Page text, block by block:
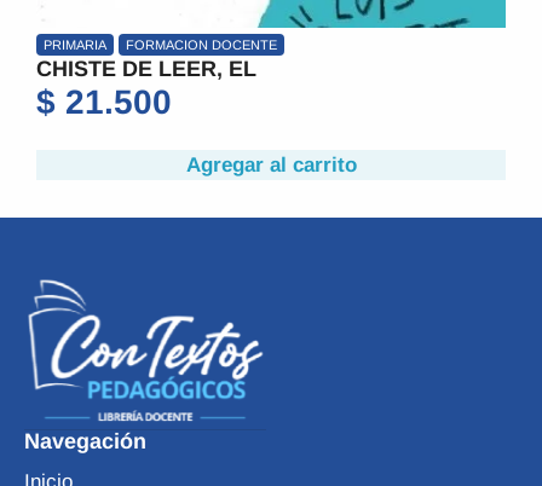
PRIMARIA FORMACION DOCENTE
CHISTE DE LEER, EL
$ 21.500
Agregar al carrito
Navegación
Inicio